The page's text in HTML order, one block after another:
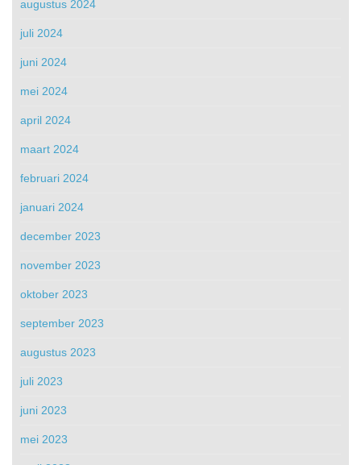
augustus 2024
juli 2024
juni 2024
mei 2024
april 2024
maart 2024
februari 2024
januari 2024
december 2023
november 2023
oktober 2023
september 2023
augustus 2023
juli 2023
juni 2023
mei 2023